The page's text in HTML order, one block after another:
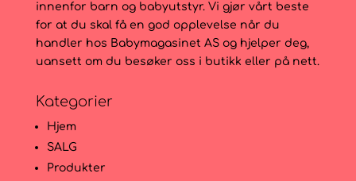
innenfor barn og babyutstyr. Vi gjør vårt beste
for at du skal få en god opplevelse når du
handler hos Babymagasinet AS og hjelper deg,
uansett om du besøker oss i butikk eller på nett.
Kategorier
Hjem
SALG
Produkter